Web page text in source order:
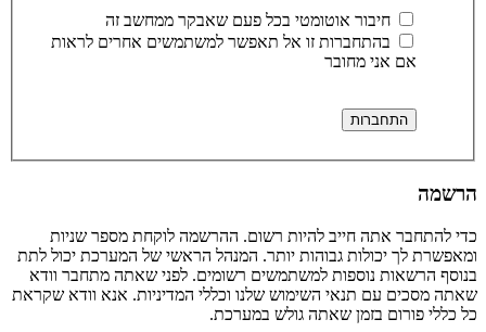
חיבור אוטומטי בכל פעם שאבקר ממחשב זה
בהתחברות זו אל תאפשר למשתמשים אחרים לראות
אם אני מחובר
הרשמה
כדי להתחבר אתה חייב להיות רשום. ההרשמה לוקחת מספר שניות
ומאפשרת לך יכולות גבוהות יותר. המנהל הראשי של המערכת יכול לתת
בנוסף הרשאות נוספות למשתמשים רשומים. לפני שאתה מתחבר וודא
שאתה מסכים עם תנאי השימוש שלנו וכללי המדיניות. אנא וודא שקראת
כל כללי פורום בזמן שאתה גולש במערכת.